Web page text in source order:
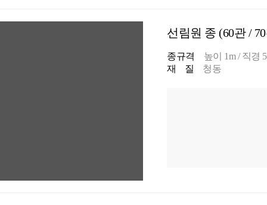
선림원 종 (60관 /
종규격
높이 1m / 직경
재 질
청동